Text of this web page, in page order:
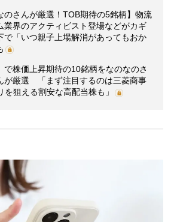
のさんが厳選！TOB期待の5銘柄】物流
業界のアクティビスト登場などがカギ
「いつ親子上場解消があってもおか
で株価上昇期待の10銘柄をなのなのさ
が厳選 「まず注目するのは三菱商事
を狙える割安な高配当株も」